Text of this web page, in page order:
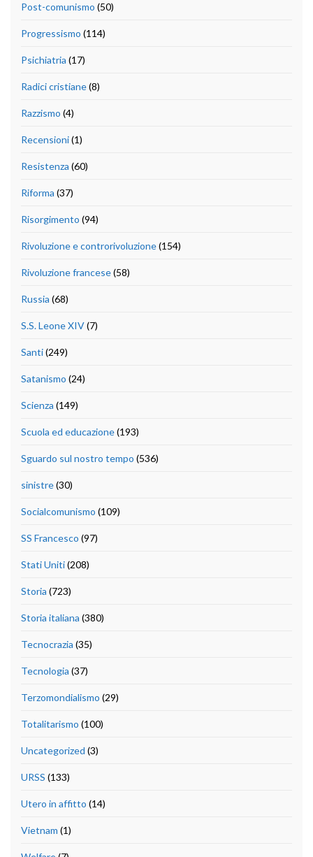
Post-comunismo (50)
Progressismo (114)
Psichiatria (17)
Radici cristiane(8)
Razzismo (4)
Recensioni(1)
Resistenza (60)
Riforma (37)
Risorgimento (94)
Rivoluzione e controrivoluzione(154)
Rivoluzione francese(58)
Russia (68)
S.S. Leone XIV(7)
Santi(249)
Satanismo (24)
Scienza (149)
Scuola ed educazione(193)
Sguardo sul nostro tempo (536)
sinistre(30)
Socialcomunismo (109)
SS Francesco (97)
Stati Uniti(208)
Storia (723)
Storia italiana (380)
Tecnocrazia (35)
Tecnologia (37)
Terzomondialismo (29)
Totalitarismo (100)
Uncategorized (3)
URSS (133)
Utero in affitto (14)
Vietnam (1)